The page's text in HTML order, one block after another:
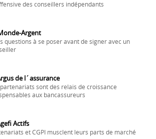
des conseillers indépendants
Argent
questions à se poser avant de signer avec un
de l´assurance
partenariats sont des relais de croissance
aux bancassureurs
Actifs
et CGPI musclent leurs parts de marché